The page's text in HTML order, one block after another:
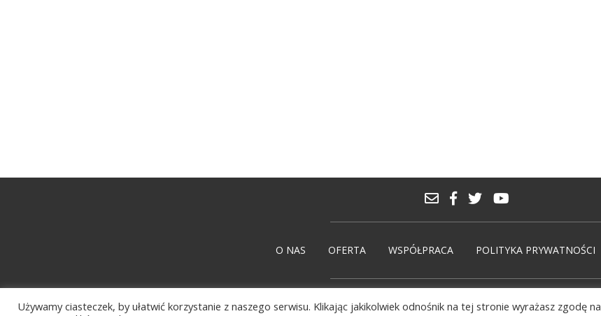
O NAS OFERTA WSPÓŁPRACA POLITYKA PRYWATNOŚCI
© PolskieMarki 2026. Wdrożenie:solmedia.pl
Używamy ciasteczek, by ułatwić korzystanie z naszego serwisu. Klikając jakikolwiek odnośnik na tej stronie wyrażasz zgodę na